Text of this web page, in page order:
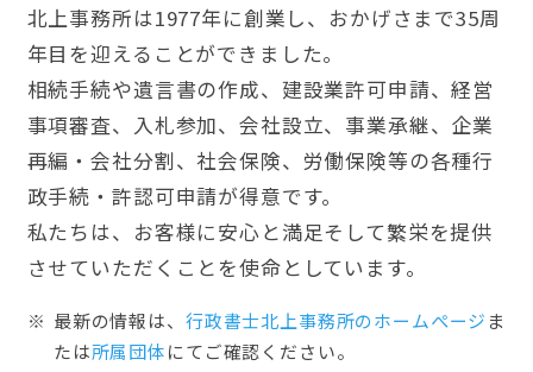
北上事務所は1977年に創業し、おかげさまで35周
年目を迎えることができました。
相続手続や遺言書の作成、建設業許可申請、経営
事項審査、入札参加、会社設立、事業承継、企業
再編・会社分割、社会保険、労働保険等の各種行
政手続・許認可申請が得意です。
私たちは、お客様に安心と満足そして繁栄を提供
させていただくことを使命としています。
最新の情報は、 行政書士北上事務所のホームぺージ ま
たは所属団体にてご確認ください。